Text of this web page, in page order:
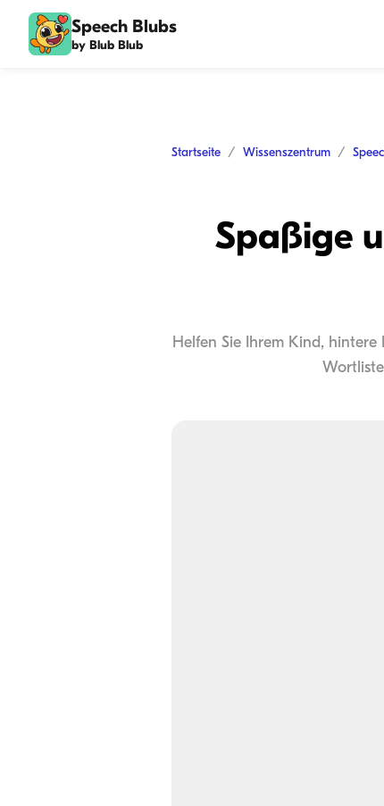
Speech Blubs
by Blub Blub
Startseite Wissenszentrum
Spaßige
Helfen Sie Ihrem Kind,